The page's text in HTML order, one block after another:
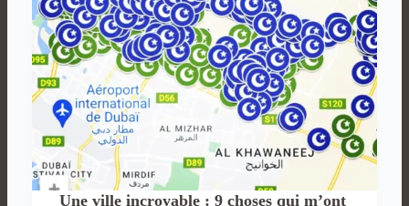
Une ville incroyable : 9 choses qui m’ont